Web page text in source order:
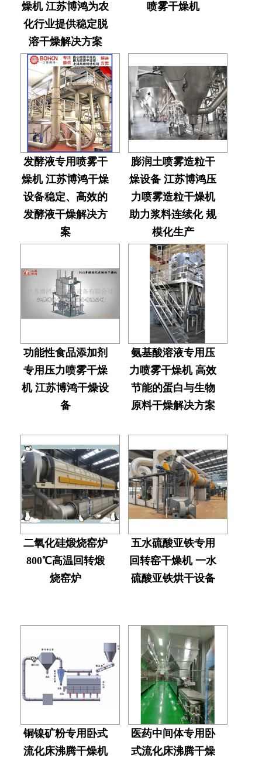
燥机 江苏博鸿为农
化行业提供稳定脱
溶干燥解决方案
喷雾干燥机
发酵液专用喷雾干
燥机 江苏博鸿干燥
设备稳定、高效的
发酵液干燥解决方
案
膨润土喷雾造粒干
燥设备​ 江苏博鸿压
力喷雾造粒干燥机
助力浆料连续化 规
模化生产
功能性食品添加剂
专用压力喷雾干燥
机 江苏博鸿干燥设
备
氨基酸溶液专用压
力喷雾干燥机 高效
节能的蛋白与生物
原料​干燥解决方案
二氧化硅煅烧窑炉
800℃高温回转煅
烧窑炉
五水硫酸亚铁专用
回转窑干燥机 一水
硫酸亚铁烘干设备
铜镍矿粉专用卧式
流化床沸腾干燥机
医药中间体专用卧
式流化床沸腾干燥